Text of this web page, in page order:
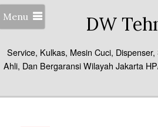
Menu DW
Service, Kulkas, Mesin Cuci,
Ahli, Dan Bergaransi Wilayah Jakarta